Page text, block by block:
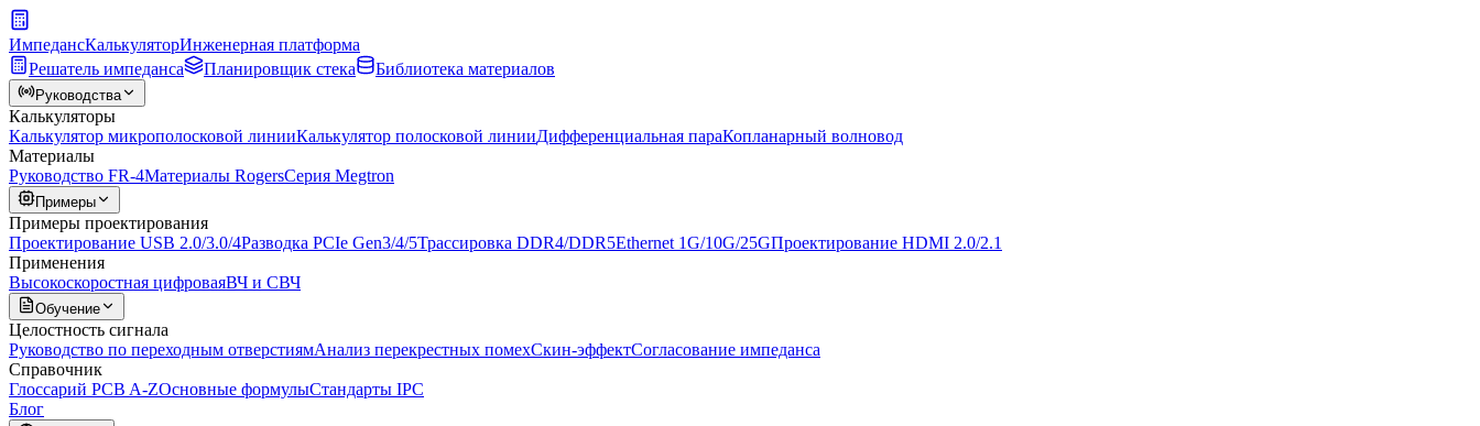
ИмпедансКалькуляторИнженерная платформа
Решатель импеданса
Планировщик стека Библиотека материалов
Руководства
Калькуляторы
Калькулятор микрополосковой линииКалькулятор полосковой линииДифференциальная параКопланарный волновод
Материалы
Руководство FR-4Материалы RogersСерия Megtron
Примеры
Примеры проектирования
Проектирование USB 2.0/3.0/4Разводка PCIe Gen3/4/5Трассировка DDR4/DDR5Ethernet 1G/10G/25GПроектирование HDMI 2.0/2.1
Применения
Высокоскоростная цифроваяВЧ и СВЧ
Обучение
Целостность сигнала
Руководство по переходным отверстиямАнализ перекрестных помехСкин-эффектСогласование импеданса
Справочник
Глоссарий PCB A-ZОсновные формулыСтандарты IPC
Блог